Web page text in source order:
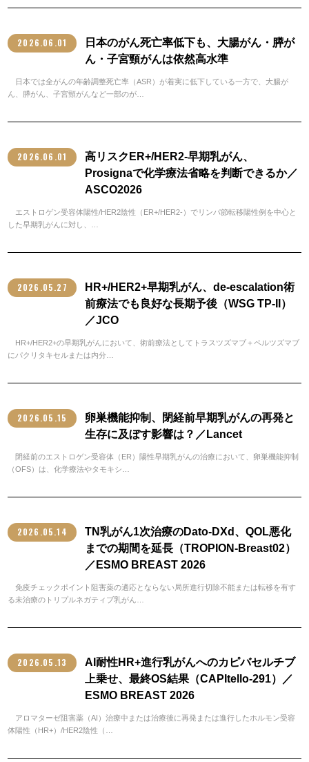
2026.06.01
日本のがん死亡率低下も、大腸がん・膵が
ん・子宮頸がんは依然高水準
日本では全がんの年齢調整死亡率（ASR）が着実に低下している一方で、大腸が
ん、膵がん、子宮頸がんなど一部のが…
2026.06.01
高リスクER+/HER2-早期乳がん、
Prosignaで化学療法省略を判断できるか／
ASCO2026
エストロゲン受容体陽性/HER2陰性（ER+/HER2-）でリンパ節転移陽性例を中心と
した早期乳がんに対し、…
2026.05.27
HR+/HER2+早期乳がん、de-escalation術
前療法でも良好な長期予後（WSG TP-II）
／JCO
HR+/HER2+の早期乳がんにおいて、術前療法としてトラスツズマブ＋ペルツズマブ
にパクリタキセルまたは内分…
2026.05.15
卵巣機能抑制、閉経前早期乳がんの再発と
生存に及ぼす影響は？／Lancet
閉経前のエストロゲン受容体（ER）陽性早期乳がんの治療において、卵巣機能抑制
（OFS）は、化学療法やタモキシ…
2026.05.14
TN乳がん1次治療のDato-DXd、QOL悪化
までの期間を延長（TROPION-Breast02）
／ESMO BREAST 2026
免疫チェックポイント阻害薬の適応とならない局所進行切除不能または転移を有す
る未治療のトリプルネガティブ乳がん…
2026.05.13
AI耐性HR+進行乳がんへのカピバセルチブ
上乗せ、最終OS結果（CAPItello-291）／
ESMO BREAST 2026
アロマターゼ阻害薬（AI）治療中または治療後に再発または進行したホルモン受容
体陽性（HR+）/HER2陰性（…